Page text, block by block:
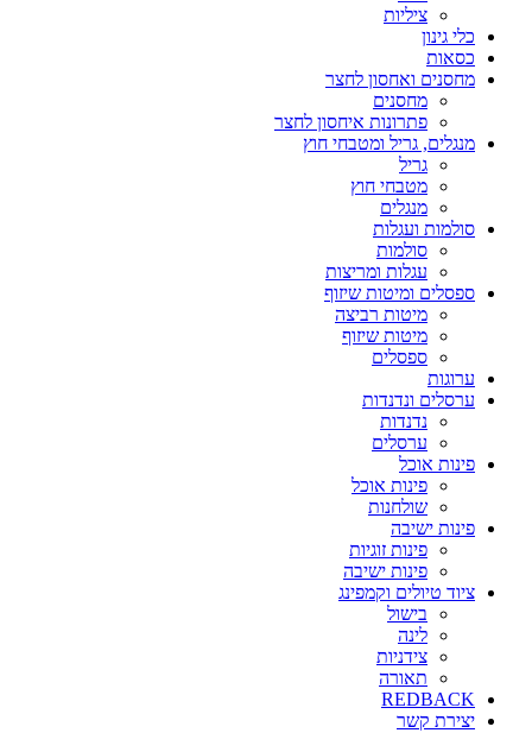
ציליות
כלי גינון
כסאות
מחסנים ואחסון לחצר
מחסנים
פתרונות איחסון לחצר
מנגלים, גריל ומטבחי חוץ
גריל
מטבחי חוץ
מנגלים
סולמות ועגלות
סולמות
עגלות ומריצות
ספסלים ומיטות שיזוף
מיטות רביצה
מיטות שיזוף
ספסלים
ערוגות
ערסלים ונדנדות
נדנדות
ערסלים
פינות אוכל
פינות אוכל
שולחנות
פינות ישיבה
פינות זוגיות
פינות ישיבה
ציוד טיולים וקמפינג
בישול
לינה
צידניות
תאורה
REDBACK
יצירת קשר